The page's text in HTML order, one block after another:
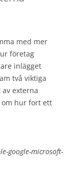
med mer
företag
inlägget
två viktiga
externa
om hur fort ett
google-microsoft-